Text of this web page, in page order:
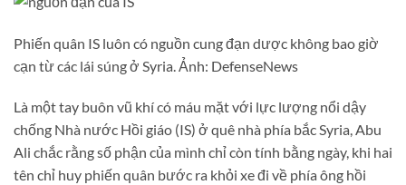
Phiến quân IS luôn có nguồn cung đạn dược không bao giờ
cạn từ các lái súng ở Syria. Ảnh: DefenseNews
Là một tay buôn vũ khí có máu mặt với lực lượng nổi dậy
chống Nhà nước Hồi giáo (IS) ở quê nhà phía bắc Syria, Abu
Ali chắc rằng số phận của mình chỉ còn tính bằng ngày, khi hai
tên chỉ huy phiến quân bước ra khỏi xe đi về phía ông hồi